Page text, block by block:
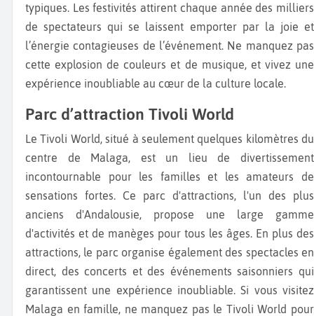
typiques. Les festivités attirent chaque année des milliers
de spectateurs qui se laissent emporter par la joie et
l’énergie contagieuses de l’événement. Ne manquez pas
cette explosion de couleurs et de musique, et vivez une
expérience inoubliable au cœur de la culture locale.
Parc d’attraction Tivoli World
Le Tivoli World, situé à seulement quelques kilomètres du
centre de Malaga, est un lieu de divertissement
incontournable pour les familles et les amateurs de
sensations fortes. Ce parc d'attractions, l'un des plus
anciens d'Andalousie, propose une large gamme
d'activités et de manèges pour tous les âges. En plus des
attractions, le parc organise également des spectacles en
direct, des concerts et des événements saisonniers qui
garantissent une expérience inoubliable. Si vous visitez
Malaga en famille, ne manquez pas le Tivoli World pour